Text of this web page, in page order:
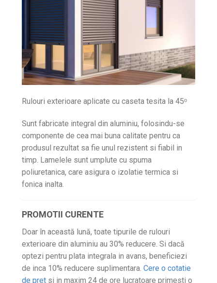
Rulouri exterioare aplicate cu caseta tesita la 45ᵒ
Sunt fabricate integral din aluminiu, folosindu-se
componente de cea mai buna calitate pentru ca
produsul rezultat sa fie unul rezistent si fiabil in
timp. Lamelele sunt umplute cu spuma
poliuretanica, care asigura o izolatie termica si
fonica inalta.
PROMOTII CURENTE
Doar în această lună, toate tipurile de rulouri
exterioare din aluminiu au 30% reducere. Si dacă
optezi pentru plata integrala in avans, beneficiezi
de inca 10% reducere suplimentara. Cere o cotatie
de pret si in maxim 24 de ore lucratoare primesti o